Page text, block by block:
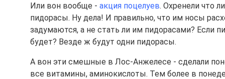
Или вон вообще - акция поцелуев. Охренели что
пидорасы. Ну дела! И правильно, что им носы
задумаются, а не стать ли им пидорасами? Если
будет? Везде ж будут одни пидорасы.
А вон эти смешные в Лос-Анжелесе - сделали
все витамины, аминокислоты. Тем более в